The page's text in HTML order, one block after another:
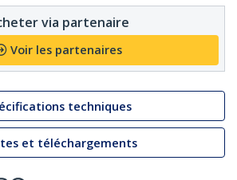
via partenaire
Voir les partenaires
techniques
et téléchargements